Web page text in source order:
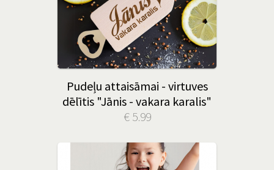
Pudeļu attaisāmai - virtuves
dēlītis "Jānis - vakara karalis"
€ 5.99